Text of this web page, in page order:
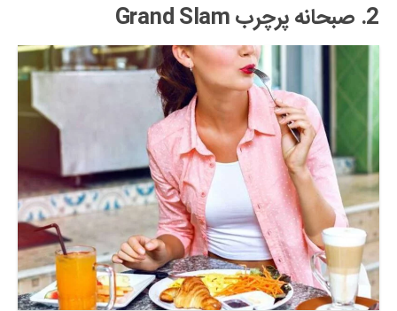
2. صبحانه پرچرب Grand Slam